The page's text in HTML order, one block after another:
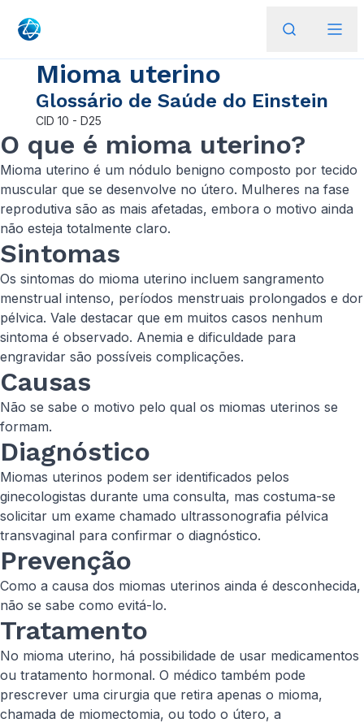
Mioma uterino
Glossário de Saúde do Einstein
CID 10 - D25
O que é mioma uterino?
Mioma uterino é um nódulo benigno composto por tecido
muscular que se desenvolve no útero. Mulheres na fase
reprodutiva são as mais afetadas, embora o motivo ainda
não esteja totalmente claro.
Sintomas
Os sintomas do mioma uterino incluem sangramento
menstrual intenso, períodos menstruais prolongados e dor
pélvica. Vale destacar que em muitos casos nenhum
sintoma é observado. Anemia e dificuldade para
engravidar são possíveis complicações.
Causas
Não se sabe o motivo pelo qual os miomas uterinos se
formam.
Diagnóstico
Miomas uterinos podem ser identificados pelos
ginecologistas durante uma consulta, mas costuma-se
solicitar um exame chamado ultrassonografia pélvica
transvaginal para confirmar o diagnóstico.
Prevenção
Como a causa dos miomas uterinos ainda é desconhecida,
não se sabe como evitá-lo.
Tratamento
No mioma uterino, há possibilidade de usar medicamentos
ou tratamento hormonal. O médico também pode
prescrever uma cirurgia que retira apenas o mioma,
chamada de miomectomia, ou todo o útero, a